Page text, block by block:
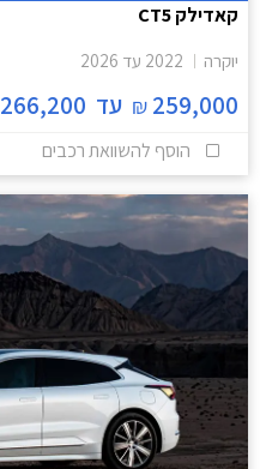
קאדילק CT5
יוקרה 2022 עד 2026
259,000
₪ עד 266,200
הוסף להשוואת רכבים